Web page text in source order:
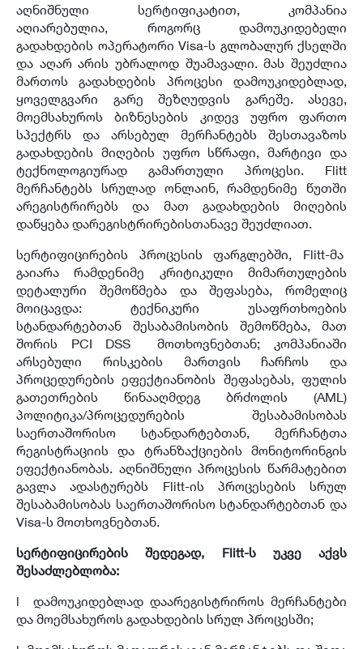
აღნიშნული სერტიფიკატით, კომპანია
აღიარებულია, როგორც დამოუკიდებელი
გადახდების ოპერატორი Visa-ს გლობალურ ქსელში
და აღარ არის უბრალოდ შუამავალი. მას შეუძლია
მართოს გადახდების პროცესი დამოუკიდებლად,
ყოველგვარი გარე შეზღუდვის გარეშე. ასევე,
მოემსახუროს ბიზნესების კიდევ უფრო ფართო
სპექტრს და არსებულ მერჩანტებს შესთავაზოს
გადახდების მიღების უფრო სწრაფი, მარტივი და
ტექნოლოგიურად გამართული პროცესი. Flitt
მერჩანტებს სრულად ონლაინ, რამდენიმე წუთში
არეგისტრირებს და მათ გადახდების მიღების
დაწყება დარეგისტრირებისთანავე შეუძლიათ.
სერტიფიცირების პროცესის ფარგლებში, Flitt-მა
გაიარა რამდენიმე კრიტიკული მიმართულების
დეტალური შემოწმება და შეფასება, რომელიც
მოიცავდა: ტექნიკური უსაფრთხოების
სტანდარტებთან შესაბამისობის შემოწმება, მათ
შორის PCI DSS მოთხოვნებთან; კომპანიაში
არსებული რისკების მართვის ჩარჩოს და
პროცედურების ეფექტიანობის შეფასებას, ფულის
გათეთრების წინააღმდეგ ბრძოლის (AML)
პოლიტიკა/პროცედურების შესაბამისობას
საერთაშორისო სტანდარტებთან, მერჩანტთა
რეგისტრაციის და ტრანზაქციების მონიტორინგის
ეფექტიანობას. აღნიშნული პროცესის წარმატებით
გავლა ადასტურებს Flitt-ის პროცესების სრულ
შესაბამისობას საერთაშორისო სტანდარტებთან და
Visa-ს მოთხოვნებთან.
სერტიფიცირების შედეგად, Flitt-ს უკვე აქვს
შესაძლებლობა:
l დამოუკიდებლად დაარეგისტრიროს მერჩანტები
და მოემსახუროს გადახდების სრულ პროცესში;